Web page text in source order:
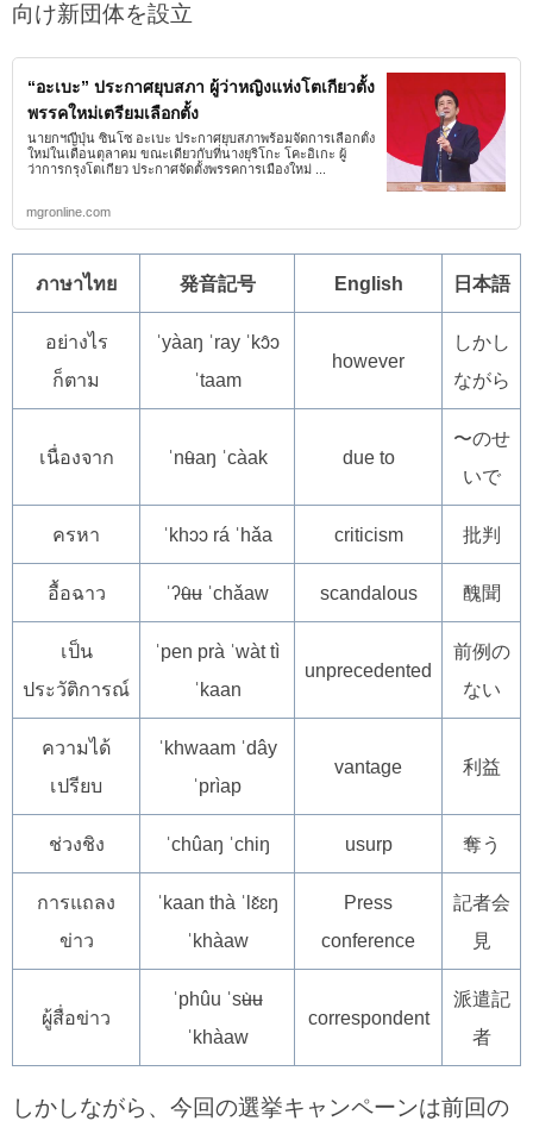
向け新団体を設立
“อะเบะ” ประกาศยุบสภา ผู้ว่าหญิงแห่งโตเกียวตั้ง
พรรคใหม่เตรียมเลือกตั้ง
นายกฯญี่ปุ่น ซินโซ อะเบะ ประกาศยุบสภาพร้อมจัดการเลือกตั้ง
ใหม่ในเดือนตุลาคม ขณะเดียวกับที่นางยุริโกะ โคะอิเกะ ผู้
ว่าการกรุงโตเกียว ประกาศจัดตั้งพรรคการเมืองใหม่ ...
mgronline.com
ภาษาไทย 発音記号 English 日本語
อย่างไร
ก็ตาม
ˈyàaŋ ˈray ˈkɔ̂ɔ
ˈtaam
however
しかし
ながら
เนื่องจาก ˈnʉ̂aŋ ˈcàak due to
〜のせ
いで
ครหา ˈkhɔɔ rá ˈhǎa criticism 批判
อื้อฉาว ˈʔʉ̂ʉ ˈchǎaw scandalous 醜聞
เป็น
ประวัติการณ์
ˈpen prà ˈwàt tì
ˈkaan
unprecedented
前例の
ない
ความได้
เปรียบ
ˈkhwaam ˈdây
ˈprìap
vantage 利益
ช่วงชิง ˈchûaŋ ˈchiŋ usurp 奪う
การแถลง
ข่าว
ˈkaan thà ˈlɛ̌ɛŋ
ˈkhàaw
Press
conference
記者会
見
ผู้สื่อข่าว
ˈphûu ˈsʉ̀ʉ
ˈkhàaw
correspondent
派遣記
者
しかしながら、今回の選挙キャンペーンは前回の